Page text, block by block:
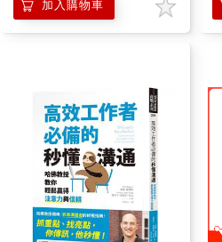
加入購物車